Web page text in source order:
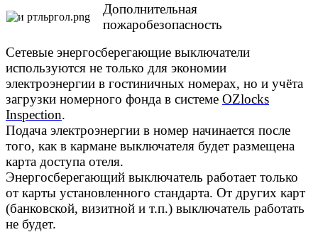
Дополнительная
пожаробезопасность
Сетевые энергосберегающие выключатели
используются не только для экономии
электроэнергии в гостиничных номерах, но и учёта
загрузки номерного фонда в системе OZlocks
Inspection.
Подача электроэнергии в номер начинается после
того, как в кармане выключателя будет размещена
карта доступа отеля.
Энергосберегающий выключатель работает только
от карты установленного стандарта. От других карт
(банковской, визитной и т.п.) выключатель работать
не будет.